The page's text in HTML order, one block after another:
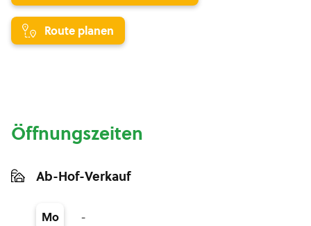
Route planen
Öffnungszeiten
Ab-Hof-Verkauf
Mo -